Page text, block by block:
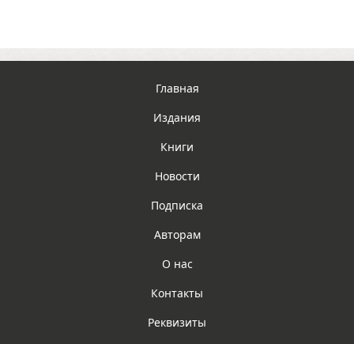
Главная
Издания
Книги
Новости
Подписка
Авторам
О нас
Контакты
Реквизиты